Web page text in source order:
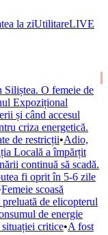
la ziUtilitareLIVE
O femeie de
Expozițional
și când accesul
criza energetică.
de restricții•Adio,
Locală a împărțit
continuă să scadă.
fi oprit în 5-6 zile
Femeie scoasă
de elicopterul
de energie
critice•A fost